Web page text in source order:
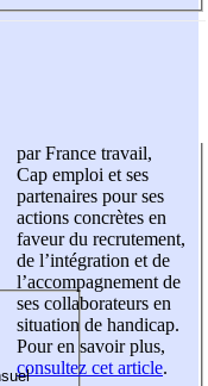
par France travail,
Cap emploi et ses
partenaires pour ses
actions concrètes en
faveur du recrutement,
de l’intégration et de
l’accompagnement de
ses collaborateurs en
situation de handicap.
Pour en savoir plus,
consultez cet article.